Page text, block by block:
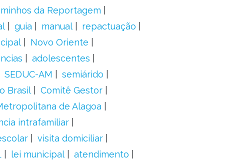
da Reportagem
guia manual
repactuação
Novo Oriente
adolescentes
SEDUC-AM
semiárido
Brasil
Comitê Gestor
de Alagoa
intrafamiliar
visita domiciliar
lei municipal
atendimento